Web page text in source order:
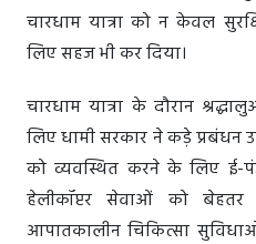
चारधाम यात्रा को न केवल
लिए सहज भी कर दिया।
चारधाम यात्रा के दौरान
लिए धामी सरकार ने कड़े प्रबंधन
को व्यवस्थित करने के लिए ई-
हेलीकॉप्टर सेवाओं को
आपातकालीन चिकित्सा